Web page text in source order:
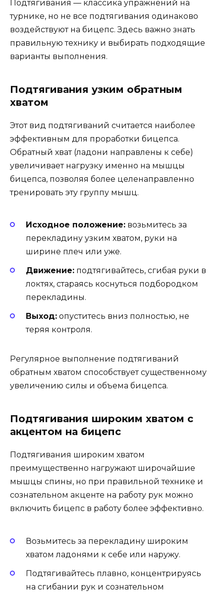
Подтягивания — классика упражнений на
турнике, но не все подтягивания одинаково
воздействуют на бицепс. Здесь важно знать
правильную технику и выбирать подходящие
варианты выполнения.
Подтягивания узким обратным
хватом
Этот вид подтягиваний считается наиболее
эффективным для проработки бицепса.
Обратный хват (ладони направлены к себе)
увеличивает нагрузку именно на мышцы
бицепса, позволяя более целенаправленно
тренировать эту группу мышц.
Исходное положение: возьмитесь за
перекладину узким хватом, руки на
ширине плеч или уже.
Движение: подтягивайтесь, сгибая руки в
локтях, стараясь коснуться подбородком
перекладины.
Выход: опуститесь вниз полностью, не
теряя контроля.
Регулярное выполнение подтягиваний
обратным хватом способствует существенному
увеличению силы и объема бицепса.
Подтягивания широким хватом с
акцентом на бицепс
Подтягивания широким хватом
преимущественно нагружают широчайшие
мышцы спины, но при правильной технике и
сознательном акценте на работу рук можно
включить бицепс в работу более эффективно.
Возьмитесь за перекладину широким
хватом ладонями к себе или наружу.
Подтягивайтесь плавно, концентрируясь
на сгибании рук и сознательном